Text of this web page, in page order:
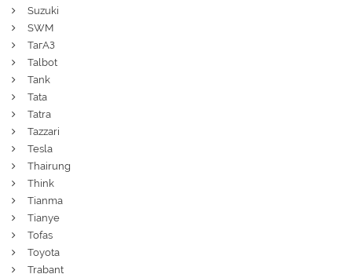
Suzuki
SWM
ТагАЗ
Talbot
Tank
Tata
Tatra
Tazzari
Tesla
Thairung
Think
Tianma
Tianye
Tofas
Toyota
Trabant